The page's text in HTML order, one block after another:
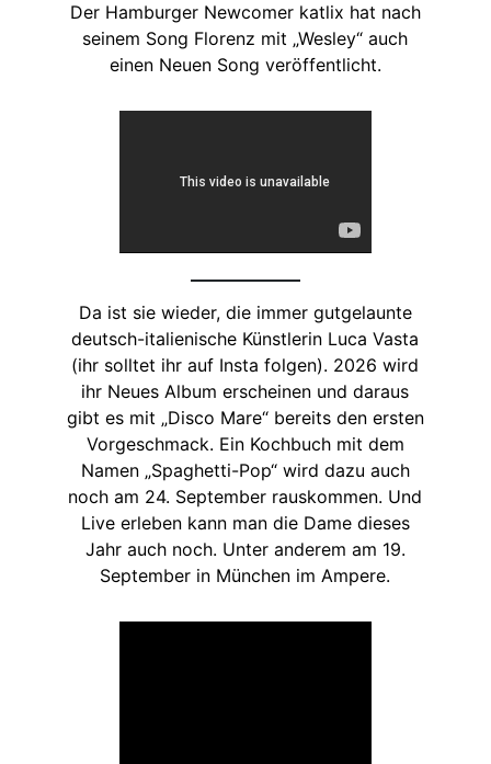
Der Hamburger Newcomer katlix hat nach
seinem Song Florenz mit „Wesley“ auch
einen Neuen Song veröffentlicht.
Da ist sie wieder, die immer gutgelaunte
deutsch-italienische Künstlerin Luca Vasta
(ihr solltet ihr auf Insta folgen). 2026 wird
ihr Neues Album erscheinen und daraus
gibt es mit „Disco Mare“ bereits den ersten
Vorgeschmack. Ein Kochbuch mit dem
Namen „Spaghetti-Pop“ wird dazu auch
noch am 24. September rauskommen. Und
Live erleben kann man die Dame dieses
Jahr auch noch. Unter anderem am 19.
September in München im Ampere.